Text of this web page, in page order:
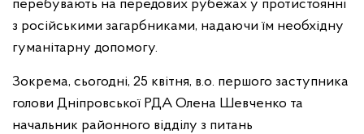
перебувають на передових рубежах у протистоянні
з російськими загарбниками, надаючи їм необхідну
гуманітарну допомогу.
Зокрема, сьогодні, 25 квітня, в.о. першого заступника
голови Дніпровської РДА Олена Шевченко та
начальник районного відділу з питань